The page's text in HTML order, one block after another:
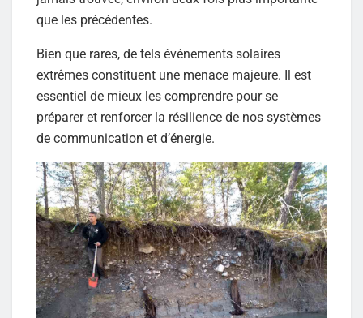
que les précédentes.
Bien que rares, de tels événements solaires
extrêmes constituent une menace majeure. Il est
essentiel de mieux les comprendre pour se
préparer et renforcer la résilience de nos systèmes
de communication et d’énergie.